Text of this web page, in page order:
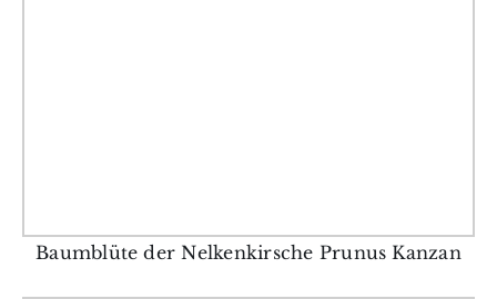
Baumblüte der Nelkenkirsche Prunus Kanzan